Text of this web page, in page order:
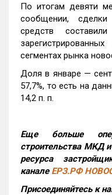
По итогам девяти
сообщении,
средств
сегментах рынка
Доля в январе —
57,7%, то есть на
14,2 п. п.
Еще больше
строительства МКД и
ресурса
канале ЕРЗ.РФ
Присоединяйтесь к